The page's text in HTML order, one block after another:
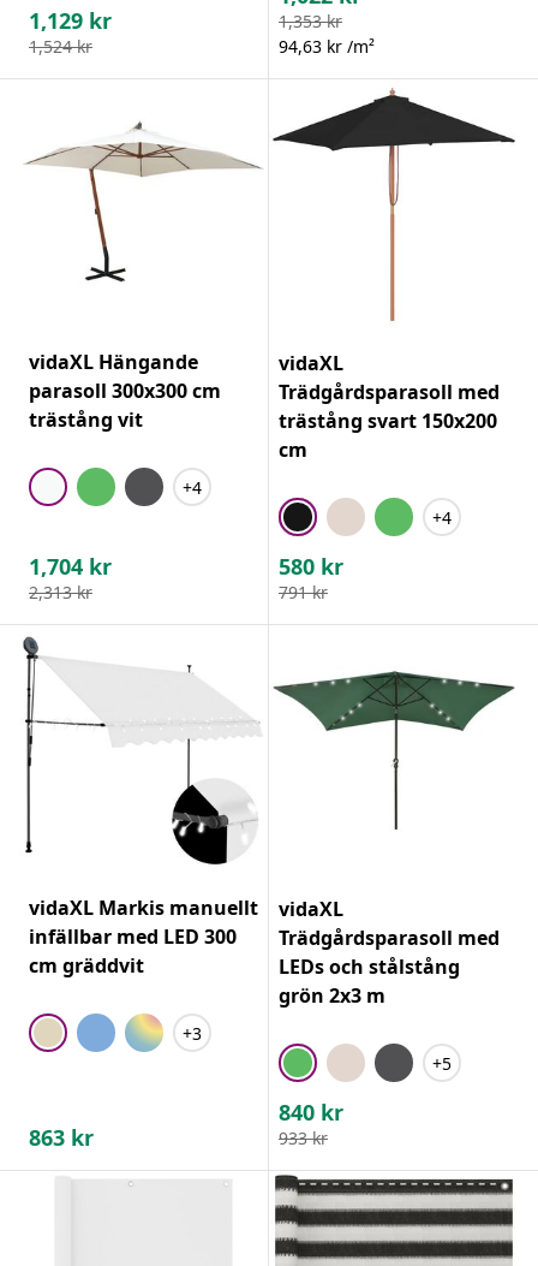
1,129 kr
1,524 kr
1,353 kr
94,63 kr /m²
vidaXL Hängande
parasoll 300x300 cm
trästång vit
+4
1,704 kr
2,313 kr
vidaXL
Trädgårdsparasoll med
trästång svart 150x200
cm
+4
580 kr
791 kr
vidaXL Markis manuellt
infällbar med LED 300
cm gräddvit
+3
863 kr
vidaXL
Trädgårdsparasoll med
LEDs och stålstång
grön 2x3 m
+5
840 kr
933 kr